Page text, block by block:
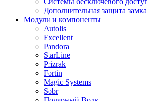
Системы бесключевого
Дополнительная защита
Модули и компоненты
Autolis
Excellent
Pandora
StarLine
Prizrak
Fortin
Magic Systems
Sobr